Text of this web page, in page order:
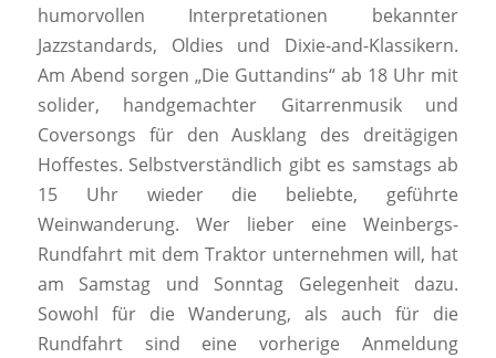
humorvollen Interpretationen bekannter
Jazzstandards, Oldies und Dixie-and-Klassikern.
Am Abend sorgen „Die Guttandins“ ab 18 Uhr mit
solider, handgemachter Gitarrenmusik und
Coversongs für den Ausklang des dreitägigen
Hoffestes. Selbstverständlich gibt es samstags ab
15 Uhr wieder die beliebte, geführte
Weinwanderung. Wer lieber eine Weinbergs-
Rundfahrt mit dem Traktor unternehmen will, hat
am Samstag und Sonntag Gelegenheit dazu.
Sowohl für die Wanderung, als auch für die
Rundfahrt sind eine vorherige Anmeldung